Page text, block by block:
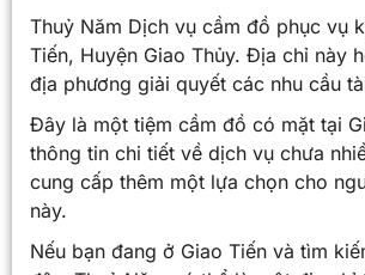
Thuỷ Năm Dịch vụ cầm đồ phục vụ
Tiến, Huyện Giao Thủy. Địa chỉ này
địa phương giải quyết các nhu cầu
Đây là một tiệm cầm đồ có mặt tại
thông tin chi tiết về dịch vụ chưa
cung cấp thêm một lựa chọn cho
này.
Nếu bạn đang ở Giao Tiến và tìm